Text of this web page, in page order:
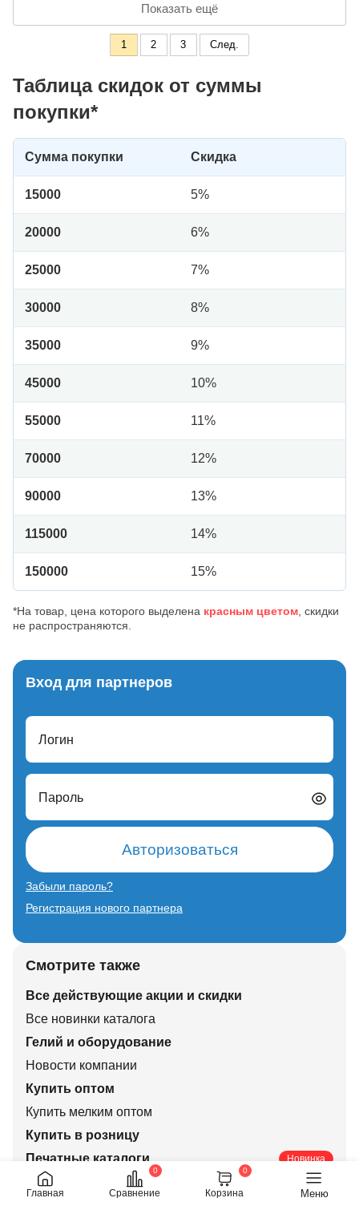
Главная Сравнение
0
Корзина
0
Меню
Показать ещё
1 2 3 След.
Таблица скидок от суммы
покупки*
Сумма покупки Скидка
15000 5%
20000 6%
25000 7%
30000 8%
35000 9%
45000 10%
55000 11%
70000 12%
90000 13%
115000 14%
150000 15%
*На товар, цена которого выделена красным цветом , скидки
не распространяются.
Вход для партнеров
Логин
Пароль
Авторизоваться
Забыли пароль?
Регистрация нового партнера
Смотрите также
Все действующие акции и скидки
Все новинки каталога
Гелий и оборудование
Новости компании
Купить оптом
Купить мелким оптом
Купить в розницу
Печатные каталоги
Новинка